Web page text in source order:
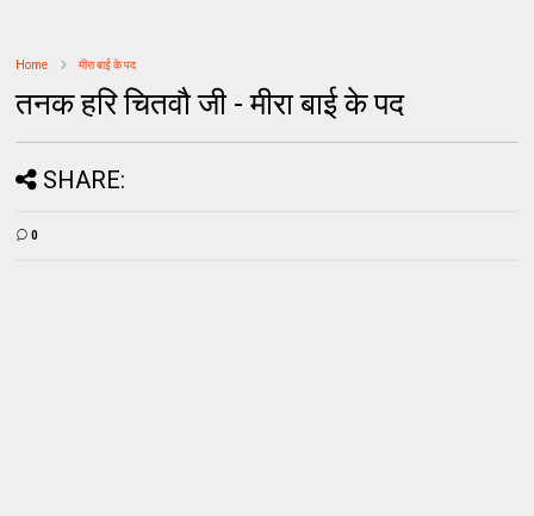
Home मीरा बाई के पद
तनक हरि चितवौ जी - मीरा बाई के पद
SHARE:
0